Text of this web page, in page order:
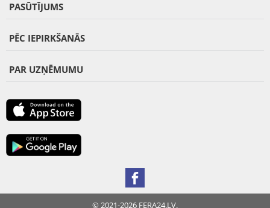
PASŪTĪJUMS
PĒC IEPIRKŠANĀS
PAR UZŅĒMUMU
© 2021-2026 FERA24.LV.